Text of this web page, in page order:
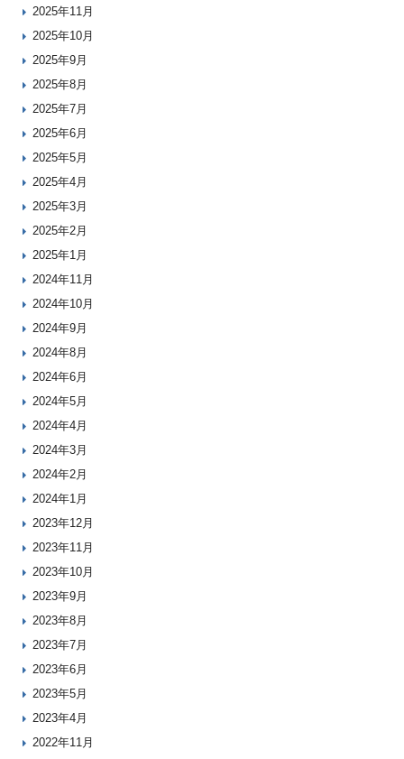
2025年11月
2025年10月
2025年9月
2025年8月
2025年7月
2025年6月
2025年5月
2025年4月
2025年3月
2025年2月
2025年1月
2024年11月
2024年10月
2024年9月
2024年8月
2024年6月
2024年5月
2024年4月
2024年3月
2024年2月
2024年1月
2023年12月
2023年11月
2023年10月
2023年9月
2023年8月
2023年7月
2023年6月
2023年5月
2023年4月
2022年11月